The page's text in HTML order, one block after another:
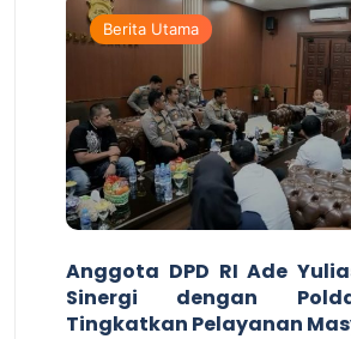
Berita Utama
Anggota DPD RI Ade
Sinergi dengan
Tingkatkan Pelayanan